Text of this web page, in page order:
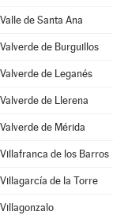
Valle de Santa Ana
Valverde de Burguillos
Valverde de Leganés
Valverde de Llerena
Valverde de Mérida
Villafranca de los Barros
Villagarcía de la Torre
Villagonzalo